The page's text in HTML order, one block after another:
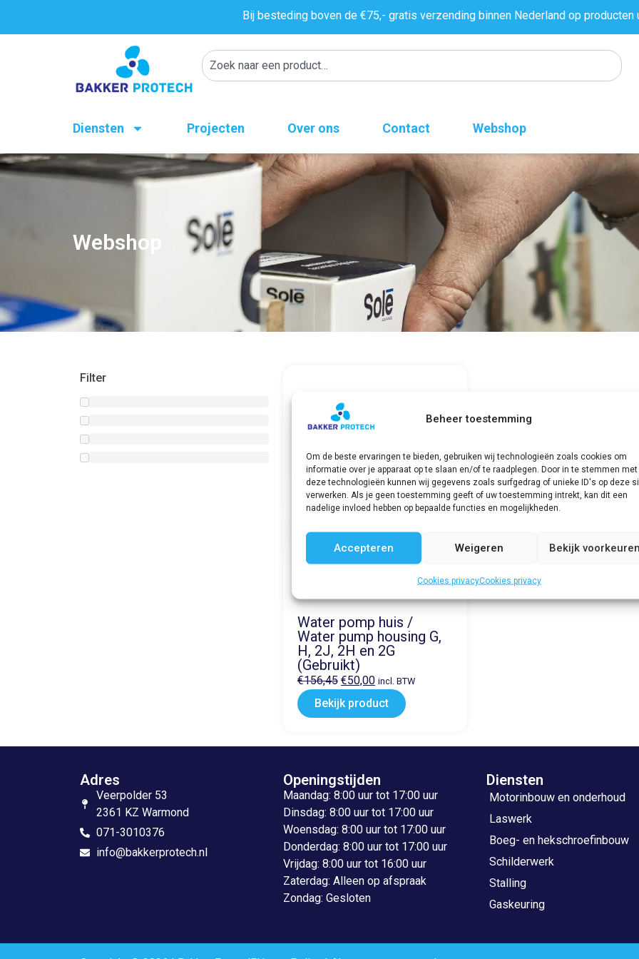
Beheer toestemming
Om de beste ervaringen te bieden, gebruiken wij technologieën zoals cookies om
informatie over je apparaat op te slaan en/of te raadplegen. Door in te stemmen met
deze technologieën kunnen wij gegevens zoals surfgedrag of unieke ID's op deze
verwerken. Als je geen toestemming geeft of uw toestemming intrekt, kan dit een
nadelige invloed hebben op bepaalde functies en mogelijkheden.
Accepteren Weigeren Bekijk
Cookies privacyCookies privacy
Bij besteding boven de €75,- gratis verzending binnen Nederland op
Diensten Projecten Over ons Contact Webshop
Webshop
Filter
Water pomp huis /
Water pump housing G,
H, 2J, 2H en 2G
(Gebruikt)
€156,45 €50,00 incl. BTW
Bekijk product
Adres
Veerpolder 53
2361 KZ Warmond
071-3010376
info@bakkerprotech.nl
Openingstijden
Maandag: 8:00 uur tot 17:00 uur
Dinsdag: 8:00 uur tot 17:00 uur
Woensdag: 8:00 uur tot 17:00 uur
Donderdag: 8:00 uur tot 17:00 uur
Vrijdag: 8:00 uur tot 16:00 uur
Zaterdag: Alleen op afspraak
Zondag: Gesloten
Diensten
Motorinbouw en onderhoud
Laswerk
Boeg- en hekschroefinbouw
Schilderwerk
Stalling
Gaskeuring